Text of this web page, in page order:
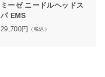
ミーゼ ニードルヘッドス
パ EMS
29,700円 （税込）